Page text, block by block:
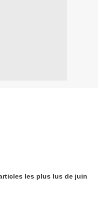
les plus lus de juin